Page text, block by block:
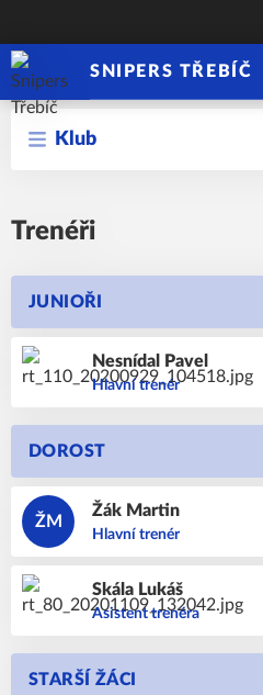
SNIPERS TŘEBÍČ
Klub
Trenéři
JUNIOŘI
Pavel
Nesnídal
Hlavní trenér
DOROST
ŽM
Martin
Žák
Hlavní trenér
Lukáš
Skála
Asistent trenéra
STARŠÍ ŽÁCI